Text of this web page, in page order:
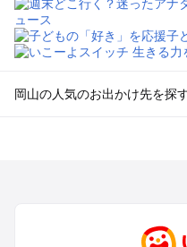
岡山の人気のお出かけ先を探
高梁・新見・吉備高原のプー